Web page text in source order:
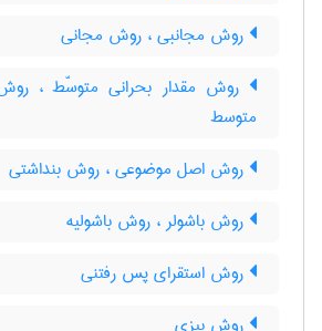
روش مجانبی ، روش مجانی
روش مقدار بحرانی متوسّط ،
متوسط
روش اصل موضوعی ، روش بنداشتی
روش باشولر ، روش باشولیه
روش استقرای پس رفتنی